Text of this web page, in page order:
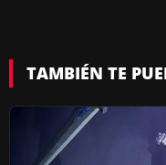
TAMBIÉN TE